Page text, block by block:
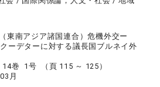
東南アジア諸国連合）危機外交ー
ーデターに対する議長国ブルネイ外
巻 1号 （頁 115 ～ 125）
月